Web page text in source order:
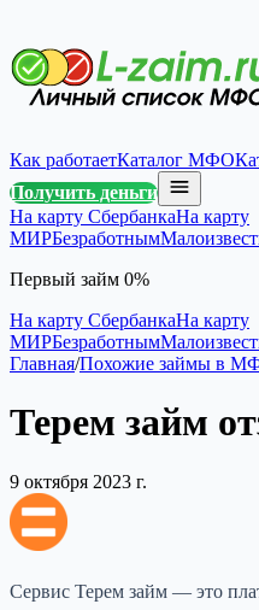
Как работаетКаталог МФО
Получить деньги
На карту СбербанкаНа карту
МИРБезработным
Первый займ 0%
На карту СбербанкаНа карту
МИРБезработным
Главная/Похожие займы в
Терем займ
9 октября 2023 г.
Сервис Терем займ — это